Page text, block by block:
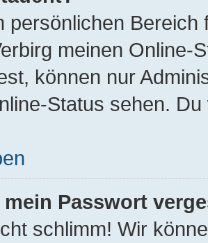
persönlichen
meinen Online-
können nur
Status sehen.
mein Passwort
schlimm! Wir